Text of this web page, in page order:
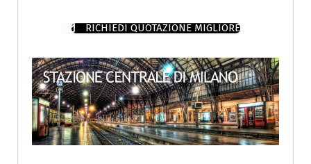
RICHIEDI QUOTAZIONE MIGLIORE